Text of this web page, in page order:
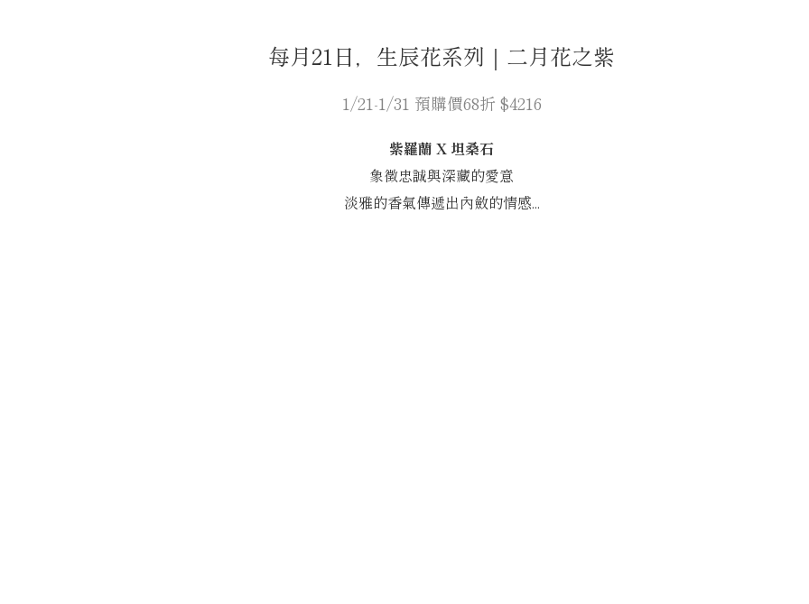
每月21日，生辰花系列｜二月花之紫
1/21-1/31 預購價68折 $4216
紫羅蘭 X 坦桑石
象徵忠誠與深藏的愛意
淡雅的香氣傳遞出內斂的情感...